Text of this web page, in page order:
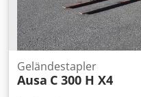
Geländestapler
Ausa C 300 H X4